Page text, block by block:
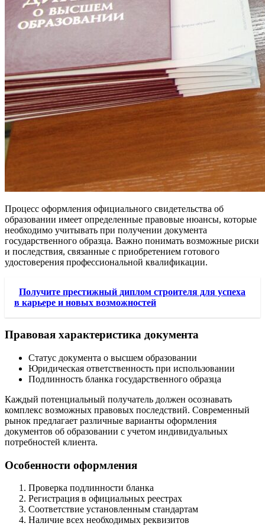
Процесс оформления официального свидетельства об
образовании имеет определенные правовые нюансы, которые
необходимо учитывать при получении документа
государственного образца. Важно понимать возможные риски
и последствия, связанные с приобретением готового
удостоверения профессиональной квалификации.
Получите престижный диплом строителя для успеха
в карьере и новых возможностей
Правовая характеристика документа
Статус документа о высшем образовании
Юридическая ответственность при использовании
Подлинность бланка государственного образца
Каждый потенциальный получатель должен осознавать
комплекс возможных правовых последствий. Современный
рынок предлагает различные варианты оформления
документов об образовании с учетом индивидуальных
потребностей клиента.
Особенности оформления
Проверка подлинности бланка
Регистрация в официальных реестрах
Соответствие установленным стандартам
Наличие всех необходимых реквизитов